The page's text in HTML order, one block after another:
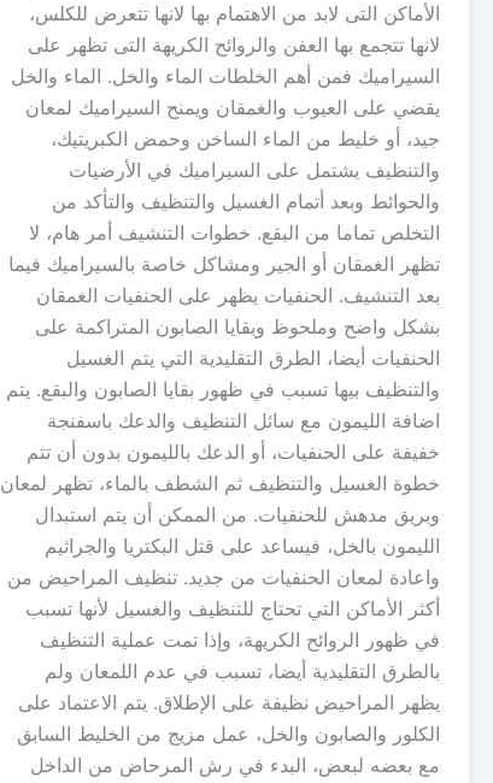
الأماكن التى لابد من الاهتمام بها لانها تتعرض للكلس،
لانها تتجمع بها العفن والروائح الكريهة التى تظهر على
السيراميك فمن أهم الخلطات الماء والخل. الماء والخل
يقضي على العيوب والغمقان ويمنح السيراميك لمعان
جيد، أو خليط من الماء الساخن وحمض الكبريتيك،
والتنظيف يشتمل على السيراميك في الأرضيات
والحوائط وبعد أتمام الغسيل والتنظيف والتأكد من
التخلص تماما من البقع. خطوات التنشيف أمر هام، لا
تظهر الغمقان أو الجير ومشاكل خاصة بالسيراميك فيما
بعد التنشيف. الحنفيات يظهر على الحنفيات الغمقان
بشكل واضح وملحوظ وبقايا الصابون المتراكمة على
الحنفيات أيضا، الطرق التقليدية التي يتم الغسيل
والتنظيف بيها تسبب في ظهور بقايا الصابون والبقع. يتم
اضافة الليمون مع سائل التنظيف والدعك باسفنجة
خفيفة على الحنفيات، أو الدعك بالليمون بدون أن تتم
خطوة الغسيل والتنظيف ثم الشطف بالماء، تظهر لمعان
وبريق مدهش للحنفيات. من الممكن أن يتم استبدال
الليمون بالخل، فيساعد على قتل البكتريا والجراثيم
واعادة لمعان الحنفيات من جديد. تنظيف المراحيض من
أكثر الأماكن التي تحتاج للتنظيف والغسيل لأنها تسبب
في ظهور الروائح الكريهة، وإذا تمت عملية التنظيف
بالطرق التقليدية أيضا، تسبب في عدم اللمعان ولم
يظهر المراحيض نظيفة على الإطلاق. يتم الاعتماد على
الكلور والصابون والخل، عمل مزيج من الخليط السابق
مع بعضه لبعض، البدء في رش المرحاض من الداخل